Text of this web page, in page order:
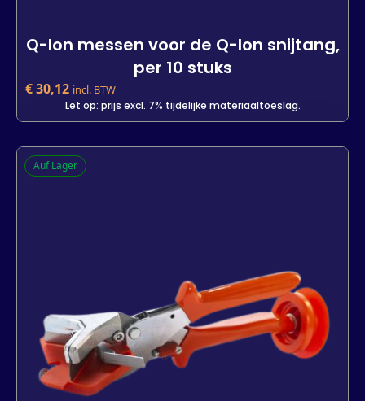
Q-lon messen voor de Q-lon snijtang,
per 10 stuks
€30,12 incl. BTW
Let op: prijs excl. 7% tijdelijke materiaaltoeslag.
Q-lon messen voor de Q-lon snijtang,
Auf Lager